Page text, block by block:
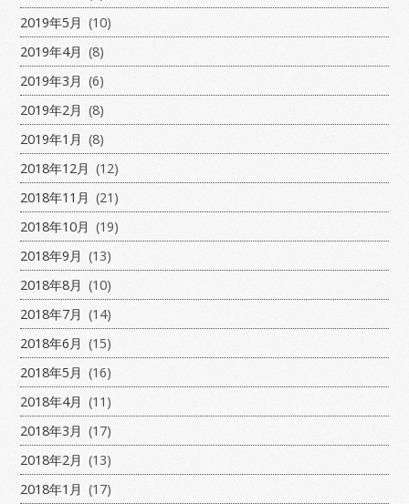
2019年5月 (10)
2019年4月 (8)
2019年3月 (6)
2019年2月 (8)
2019年1月 (8)
2018年12月 (12)
2018年11月 (21)
2018年10月 (19)
2018年9月 (13)
2018年8月 (10)
2018年7月 (14)
2018年6月 (15)
2018年5月 (16)
2018年4月 (11)
2018年3月 (17)
2018年2月 (13)
2018年1月 (17)